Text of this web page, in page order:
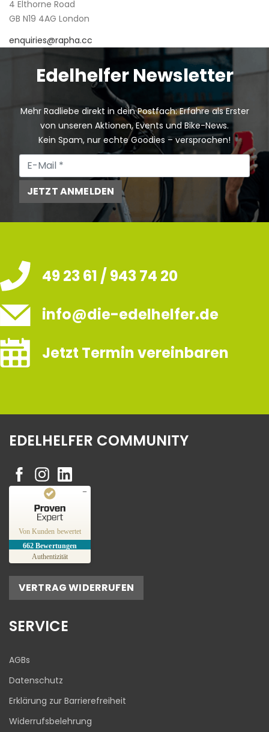
4 Elthorne Road
GB N19 4AG London
enquiries@rapha.cc
Edelhelfer Newsletter
Mehr Radliebe direkt in dein Postfach: Erfahre als Erster
von unseren Aktionen, Events und Bike-News.
Kein Spam, nur echte Goodies – versprochen!
JETZT ANMELDEN
49 23 61 / 943 74 20
info@die-edelhelfer.de
Jetzt Termin vereinbaren
EDELHELFER COMMUNITY
Von Kunden bewertet
662 Bewertungen
Authentizität
Kundenbewertungen und Erfahrungen zu
SEHR GUT
4,81
/
5,00
Bewertungen von
1
anderen Quelle
VERTRAG WIDERRUFEN
SERVICE
AGBs
Datenschutz
Erklärung zur Barrierefreiheit
Widerrufsbelehrung